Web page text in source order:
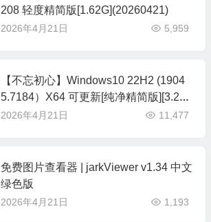
208 轻度精简版[1.62G](20260421)
2026年4月21日 5,959
【不忘初心】Windows10 22H2 (1904
5.7184）X64 可更新[纯净精简版][3.21
G](2026.4.16)
2026年4月21日 11,477
免费图片查看器 | jarkViewer v1.34 中文
绿色版
2026年4月21日 1,193